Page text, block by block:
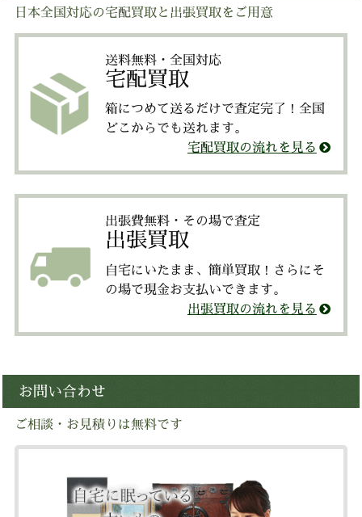
日本全国対応の宅配買取と出張買取をご用意
送料無料・全国対応
宅配買取
箱につめて送るだけで査定完了！全国
どこからでも送れます。
宅配買取の流れを見る
出張費無料・その場で査定
出張買取
自宅にいたまま、簡単買取！さらにそ
の場で現金お支払いできます。
出張買取の流れを見る
お問い合わせ
ご相談・お見積りは無料です